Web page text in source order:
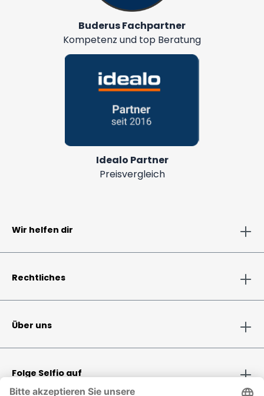
Buderus Fachpartner
Kompetenz und top Beratung
Idealo Partner
Preisvergleich
Wir helfen dir
Rechtliches
Über uns
Folge Selfio auf